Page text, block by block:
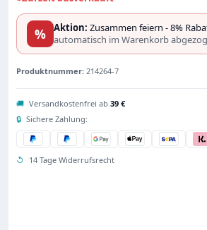
% Aktion: Zusammen feiern - 8%
automatisch im Warenkorb
Produktnummer: 214264-7
🚚 Versandkostenfrei ab 39 €
🔒 Sichere Zahlung:
↺ 14 Tage Widerrufsrecht